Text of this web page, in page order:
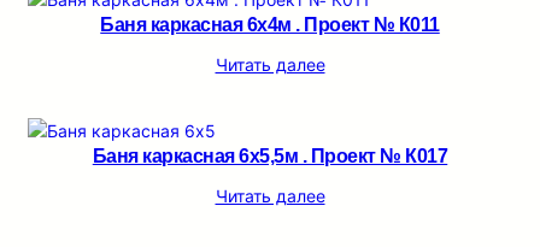
Баня каркасная 6х4м . Проект № К011
Читать далее
Баня каркасная 6х5,5м . Проект № К017
Читать далее